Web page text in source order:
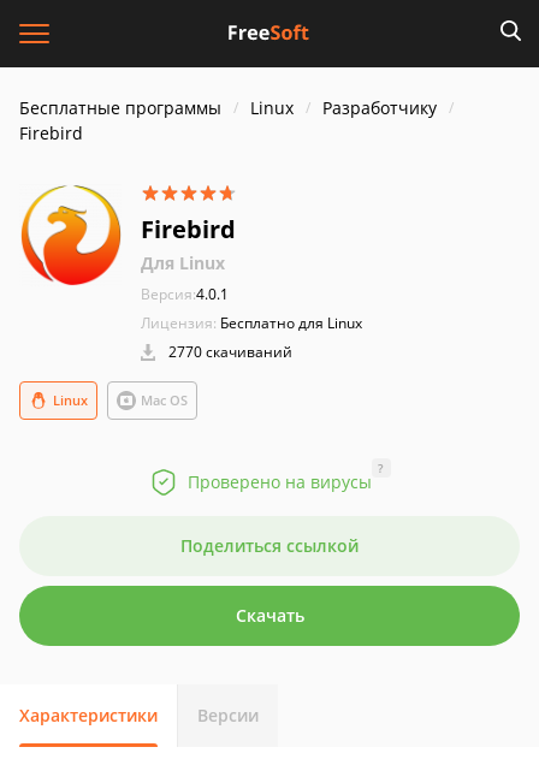
Бесплатные программы Linux
Разработчику
Firebird
Firebird
Для Linux
Версия:4.0.1
Лицензия: Бесплатно для Linux
2770 скачиваний
Mac OS
Linux
Проверено на вирусы
?
Поделиться ссылкой
Скачать
Характеристики Версии